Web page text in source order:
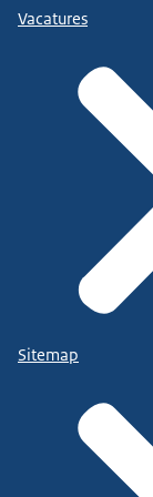
Vacatures
Sitemap